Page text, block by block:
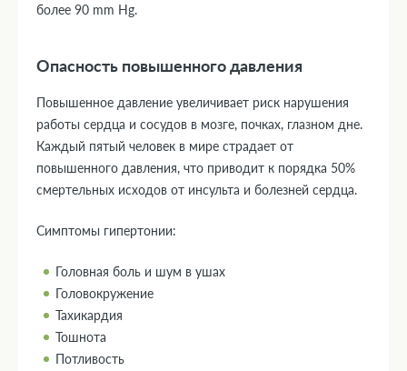
более 90 mm Hg.
Опасность повышенного давления
Повышенное давление увеличивает риск нарушения
работы сердца и сосудов в мозге, почках, глазном дне.
Каждый пятый человек в мире страдает от
повышенного давления, что приводит к порядка 50%
смертельных исходов от инсульта и болезней сердца.
Симптомы гипертонии:
Головная боль и шум в ушах
Головокружение
Тахикардия
Тошнота
Потливость